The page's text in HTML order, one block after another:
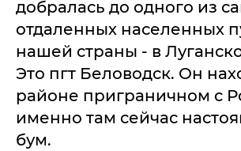
добралась до одного из
отдаленных населенных
нашей страны - в
Это пгт Беловодск. Он
районе приграничном с
именно там сейчас
бум.